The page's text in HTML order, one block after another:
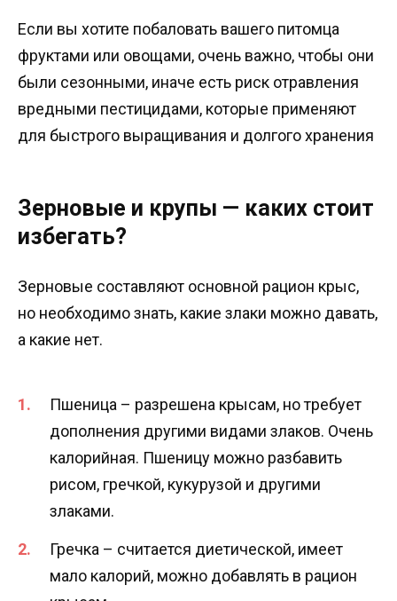
Если вы хотите побаловать вашего питомца
фруктами или овощами, очень важно, чтобы они
были сезонными, иначе есть риск отравления
вредными пестицидами, которые применяют
для быстрого выращивания и долгого хранения
Зерновые и крупы — каких стоит
избегать?
Зерновые составляют основной рацион крыс,
но необходимо знать, какие злаки можно давать,
а какие нет.
Пшеница – разрешена крысам, но требует
дополнения другими видами злаков. Очень
калорийная. Пшеницу можно разбавить
рисом, гречкой, кукурузой и другими
злаками.
Гречка – считается диетической, имеет
мало калорий, можно добавлять в рацион